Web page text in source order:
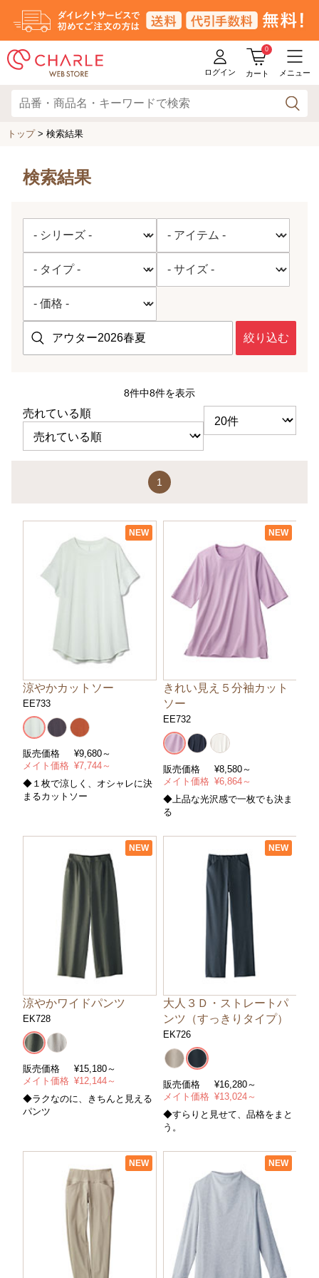
ログイン
0
カート メニュー
トップ> 検索結果
検索結果
絞り込む
8件中8件を表示
売れている順
1
NEW
涼やかカットソー
EE733
販売価格 ¥9,680～
メイト価格 ¥7,744～
◆１枚で涼しく、オシャレに決
まるカットソー
NEW
きれい見え５分袖カット
ソー
EE732
販売価格 ¥8,580～
メイト価格 ¥6,864～
◆上品な光沢感で一枚でも決ま
る
NEW
涼やかワイドパンツ
EK728
販売価格 ¥15,180～
メイト価格 ¥12,144～
◆ラクなのに、きちんと見える
パンツ
NEW
大人３Ｄ・ストレートパ
ンツ（すっきりタイプ）
EK726
販売価格 ¥16,280～
メイト価格 ¥13,024～
◆すらりと見せて、品格をまと
う。
NEW NEW